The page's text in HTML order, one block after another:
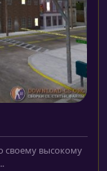
своему высокому